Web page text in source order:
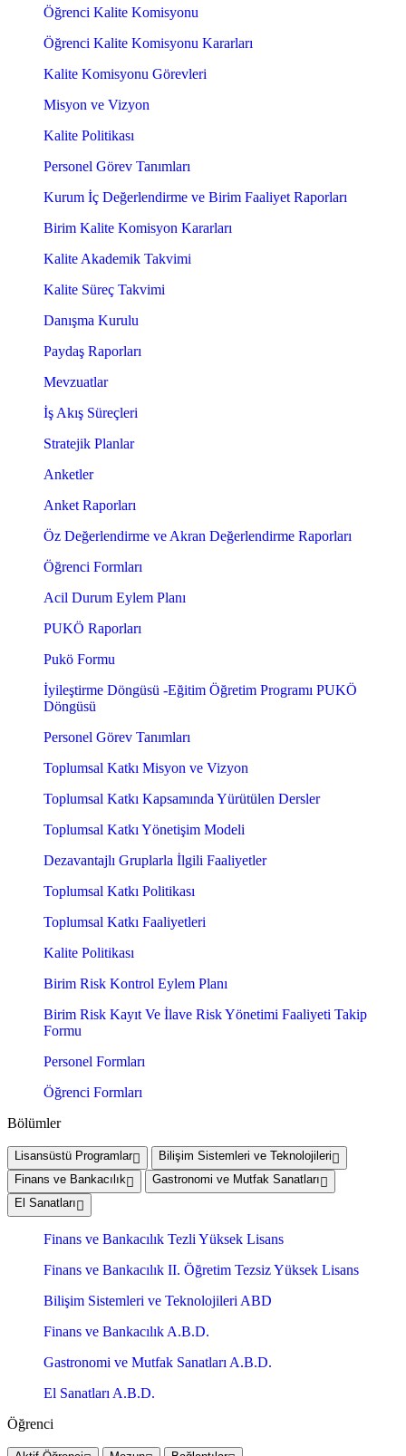
Öğrenci Kalite Komisyonu
Öğrenci Kalite Komisyonu Kararları
Kalite Komisyonu Görevleri
Misyon ve Vizyon
Kalite Politikası
Personel Görev Tanımları
Kurum İç Değerlendirme ve Birim Faaliyet Raporları
Birim Kalite Komisyon Kararları
Kalite Akademik Takvimi
Kalite Süreç Takvimi
Danışma Kurulu
Paydaş Raporları
Mevzuatlar
İş Akış Süreçleri
Stratejik Planlar
Anketler
Anket Raporları
Öz Değerlendirme ve Akran Değerlendirme Raporları
Öğrenci Formları
Acil Durum Eylem Planı
PUKÖ Raporları
Pukö Formu
İyileştirme Döngüsü -Eğitim Öğretim Programı PUKÖ
Döngüsü
Personel Görev Tanımları
Toplumsal Katkı Misyon ve Vizyon
Toplumsal Katkı Kapsamında Yürütülen Dersler
Toplumsal Katkı Yönetişim Modeli
Dezavantajlı Gruplarla İlgili Faaliyetler
Toplumsal Katkı Politikası
Toplumsal Katkı Faaliyetleri
Kalite Politikası
Birim Risk Kontrol Eylem Planı
Birim Risk Kayıt Ve İlave Risk Yönetimi Faaliyeti Takip
Formu
Personel Formları
Öğrenci Formları
Bölümler
Lisansüstü Programlar
Bilişim Sistemleri ve Teknolojileri
Finans ve Bankacılık
Gastronomi ve Mutfak Sanatları
El Sanatları
Finans ve Bankacılık Tezli Yüksek Lisans
Finans ve Bankacılık II. Öğretim Tezsiz Yüksek Lisans
Bilişim Sistemleri ve Teknolojileri ABD
Finans ve Bankacılık A.B.D.
Gastronomi ve Mutfak Sanatları A.B.D.
El Sanatları A.B.D.
Öğrenci